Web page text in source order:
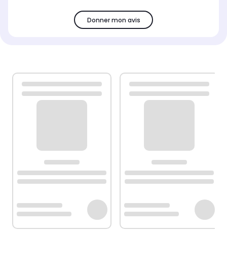
Donner mon avis